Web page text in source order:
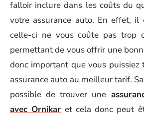
falloir inclure dans les coûts du
votre assurance auto. En effet,
celle-ci ne vous coûte pas trop
permettant de vous offrir une
donc important que vous puissiez
assurance auto au meilleur tarif.
possible de trouver une
avec Ornikar et cela donc peut